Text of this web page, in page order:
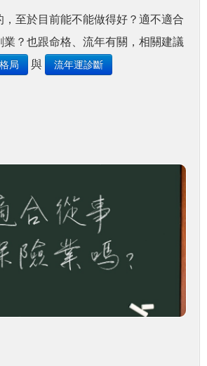
至於目前能不能做得好？適不適合
業？也跟命格、流年有關，相關建議
局 與 流年運診斷